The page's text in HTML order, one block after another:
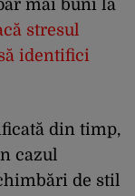
mai buni la
stresul
identifici
din timp,
cazul
de stil